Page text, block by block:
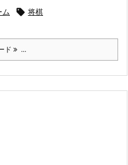
ム  将棋
ド ...